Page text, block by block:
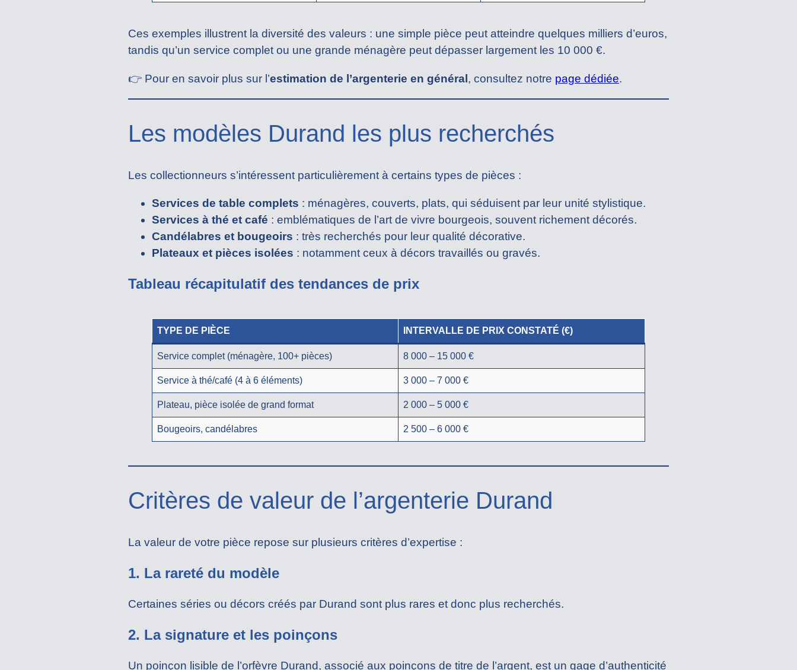
Ces exemples illustrent la diversité des valeurs : une simple pièce peut atteindre quelques milliers d’euros,
tandis qu’un service complet ou une grande ménagère peut dépasser largement les 10 000 €.
👉 Pour en savoir plus sur l’estimation de l’argenterie en général, consultez notre page dédiée.
Les modèles Durand les plus recherchés
Les collectionneurs s’intéressent particulièrement à certains types de pièces :
Services de table complets : ménagères, couverts, plats, qui séduisent par leur unité stylistique.
Services à thé et café : emblématiques de l’art de vivre bourgeois, souvent richement décorés.
Candélabres et bougeoirs : très recherchés pour leur qualité décorative.
Plateaux et pièces isolées : notamment ceux à décors travaillés ou gravés.
Tableau récapitulatif des tendances de prix
TYPE DE PIÈCE INTERVALLE DE PRIX CONSTATÉ (€)
Service complet (ménagère, 100+ pièces) 8 000 – 15 000 €
Service à thé/café (4 à 6 éléments) 3 000 – 7 000 €
Plateau, pièce isolée de grand format 2 000 – 5 000 €
Bougeoirs, candélabres 2 500 – 6 000 €
Critères de valeur de l’argenterie Durand
La valeur de votre pièce repose sur plusieurs critères d’expertise :
1. La rareté du modèle
Certaines séries ou décors créés par Durand sont plus rares et donc plus recherchés.
2. La signature et les poinçons
Un poinçon lisible de l’orfèvre Durand, associé aux poinçons de titre de l’argent, est un gage d’authenticité